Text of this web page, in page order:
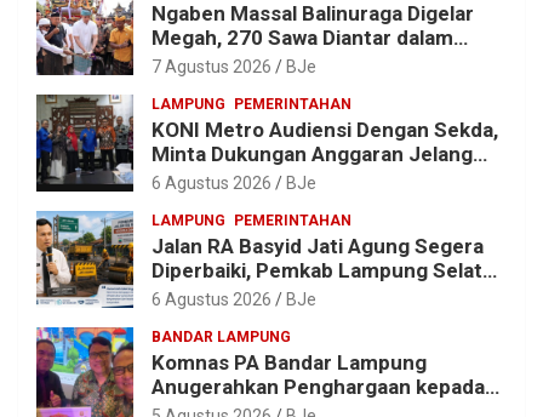
Ngaben Massal Balinuraga Digelar
Megah, 270 Sawa Diantar dalam
Tradisi Suci yang Gerakkan Ekonomi
7 Agustus 2026 BJe
LAMPUNG PEMERINTAHAN
KONI Metro Audiensi Dengan Sekda,
Minta Dukungan Anggaran Jelang
Porprov X Lampung
6 Agustus 2026 BJe
LAMPUNG PEMERINTAHAN
Jalan RA Basyid Jati Agung Segera
Diperbaiki, Pemkab Lampung Selatan
Alokasikan Rp1,13 Miliar
6 Agustus 2026 BJe
BANDAR LAMPUNG
Komnas PA Bandar Lampung
Anugerahkan Penghargaan kepada
Kombes Pol. Alfret Jacob Tilukay